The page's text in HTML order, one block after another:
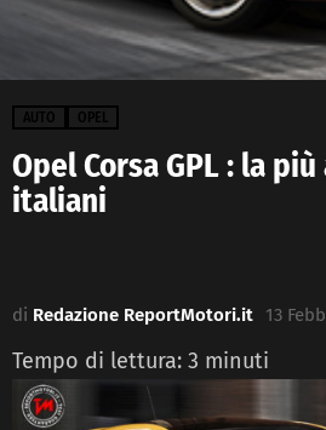
AUTO OPEL
Opel Corsa GPL : la
italiani
di Redazione ReportMotori.it 13
Tempo di lettura: 3 minuti